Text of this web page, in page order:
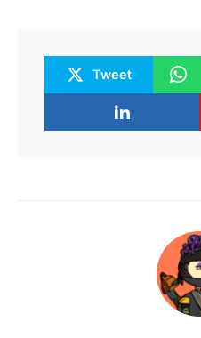
Tweet